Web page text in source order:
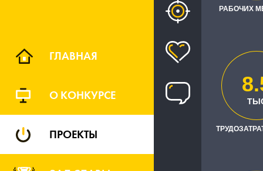
ГЛАВНАЯ
О КОНКУРСЕ
ПРОЕКТЫ
ЛИЦАМ
РАБОЧИХ